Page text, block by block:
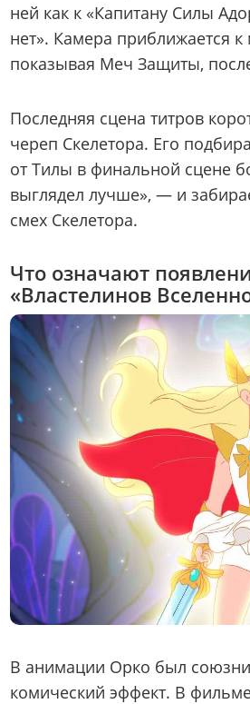
ней как к «Капитану Силы
нет». Камера приближается
показывая Меч Защиты,
Последняя сцена титров
череп Скелетора. Его
от Тилы в финальной сцене
выглядел лучше», — и
смех Скелетора.
Что означают
«Властелинов
В анимации Орко был
комический эффект. В